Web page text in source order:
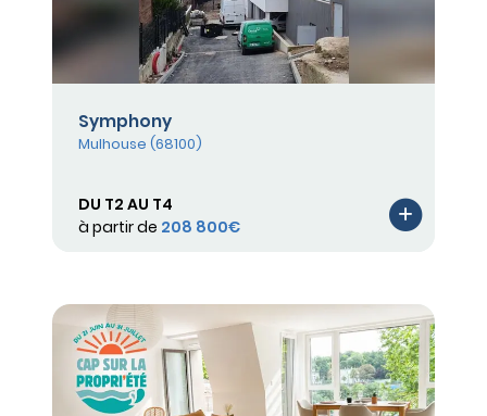
Symphony
Mulhouse (68100)
DU T2 AU T4
à partir de 208 800€